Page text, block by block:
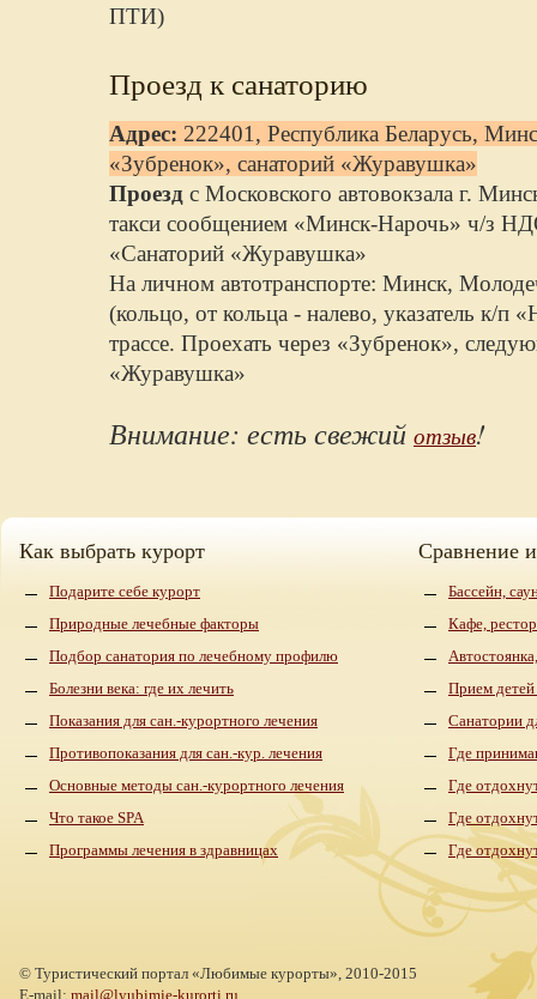
ПТИ)
Проезд к санаторию
Адрес: 222401, Республика Беларусь,
«Зубренок», санаторий «Журавушка»
Проезд с Московского автовокзала г.
такси сообщением «Минск-Нарочь» ч/з
«Санаторий «Журавушка»
На личном автотранспорте: Минск,
(кольцо, от кольца - налево, указатель к/
трассе. Проехать через «Зубренок»,
«Журавушка»
Внимание: есть свежий отзыв!
Как выбрать курорт
Подарите себе курорт
Природные лечебные факторы
Подбор санатория по лечебному профилю
Болезни века: где их лечить
Показания для сан.-курортного лечения
Противопоказания для сан.-кур. лечения
Основные методы сан.-курортного лечения
Что такое SPA
Программы лечения в здравницах
Сравнение
Бассейн,
Кафе,
Прием детей
Санатории
Где
Где
Где
Где
© Туристический портал «Любимые курорты», 2010-2015
E-mail: mail@lyubimie-kurorti.ru